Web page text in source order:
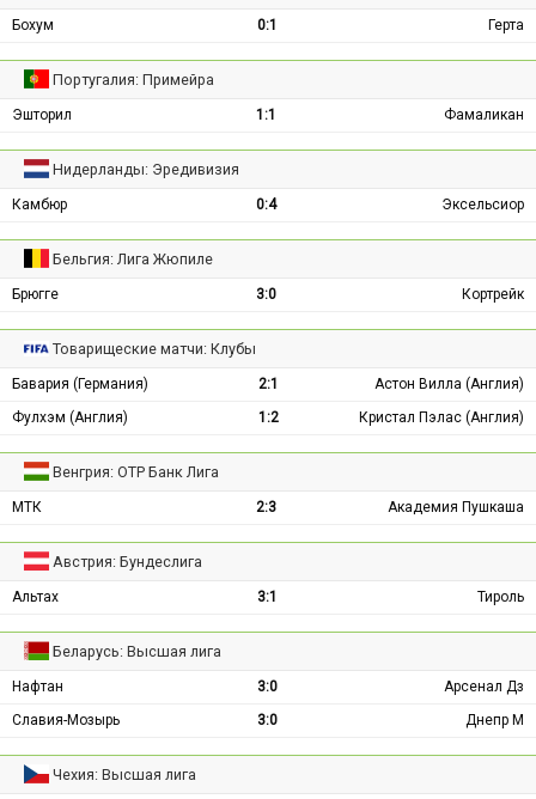
Бохум 0:1 Герта
Португалия: Примейра
Эшторил 1:1 Фамаликан
Нидерланды: Эредивизия
Камбюр 0:4 Эксельсиор
Бельгия: Лига Жюпиле
Брюгге 3:0 Кортрейк
Товарищеские матчи: Клубы
Бавария (Германия) 2:1
Астон Вилла (Англия)
Фулхэм (Англия)
1:2 Кристал Пэлас (Англия)
Венгрия: ОТР Банк Лига
МТК 2:3 Академия Пушкаша
Австрия: Бундеслига
Альтах 3:1 Тироль
Беларусь: Высшая лига
Нафтан 3:0
Арсенал Дз
Славия-Мозырь
3:0 Днепр М
Чехия: Высшая лига